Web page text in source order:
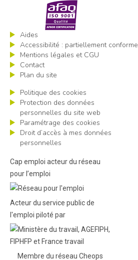
Aides
Accessibilité : partiellement conforme
Mentions légales et CGU
Contact
Plan du site
Politique des cookies
Protection des données
personnelles du site web
Paramétrage des cookies
Droit d’accès à mes données
personnelles
Cap emploi acteur du réseau
pour l’emploi
Acteur du service public de
l'emploi piloté par
Membre du réseau Cheops